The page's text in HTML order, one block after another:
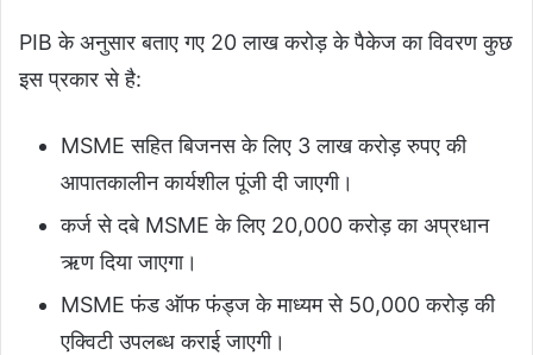
PIB के अनुसार बताए गए 20 लाख करोड़ के पैकेज का विवरण कुछ
इस प्रकार से है:
MSME सहित बिजनस के लिए 3 लाख करोड़ रुपए की
आपातकालीन कार्यशील पूंजी दी जाएगी।
कर्ज से दबे MSME के लिए 20,000 करोड़ का अप्रधान
ऋण दिया जाएगा।
MSME फंड ऑफ फंड्ज के माध्यम से 50,000 करोड़ की
एक्विटी उपलब्ध कराई जाएगी।